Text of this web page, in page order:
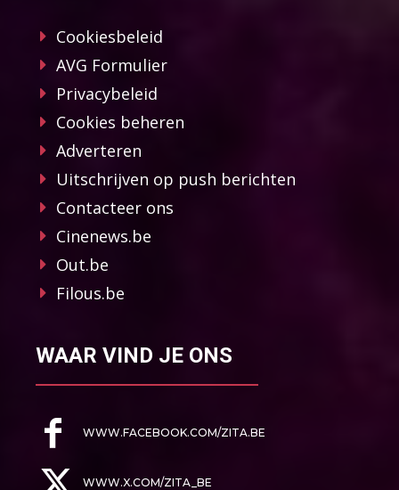
Cookiesbeleid
AVG Formulier
Privacybeleid
Cookies beheren
Adverteren
Uitschrijven op push berichten
Contacteer ons
Cinenews.be
Out.be
Filous.be
WAAR VIND JE ONS
WWW.FACEBOOK.COM/ZITA.BE
WWW.X.COM/ZITA_BE